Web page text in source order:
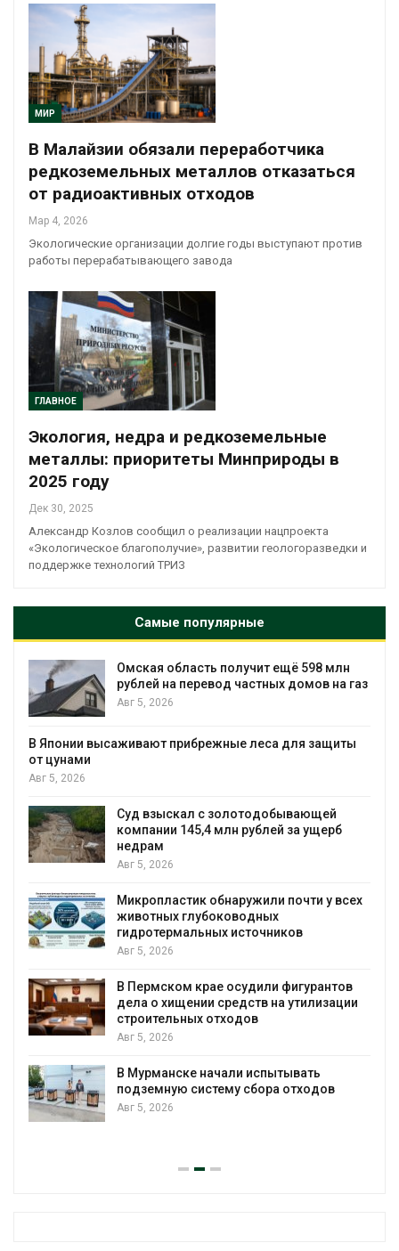
МИР
В Малайзии обязали переработчика
редкоземельных металлов отказаться
от радиоактивных отходов
Мар 4, 2026
Экологические организации долгие годы выступают против
работы перерабатывающего завода
ГЛАВНОЕ
Экология, недра и редкоземельные
металлы: приоритеты Минприроды в
2025 году
Дек 30, 2025
Александр Козлов сообщил о реализации нацпроекта
«Экологическое благополучие», развитии геологоразведки и
поддержке технологий ТРИЗ
Самые популярные
Омская область получит ещё 598 млн
рублей на перевод частных домов на газ
Авг 5, 2026
В Японии высаживают прибрежные леса для защиты
от цунами
Авг 5, 2026
Суд взыскал с золотодобывающей
компании 145,4 млн рублей за ущерб
недрам
Авг 5, 2026
Микропластик обнаружили почти у всех
животных глубоководных
гидротермальных источников
Авг 5, 2026
В Пермском крае осудили фигурантов
дела о хищении средств на утилизации
строительных отходов
Авг 5, 2026
В Мурманске начали испытывать
подземную систему сбора отходов
Авг 5, 2026